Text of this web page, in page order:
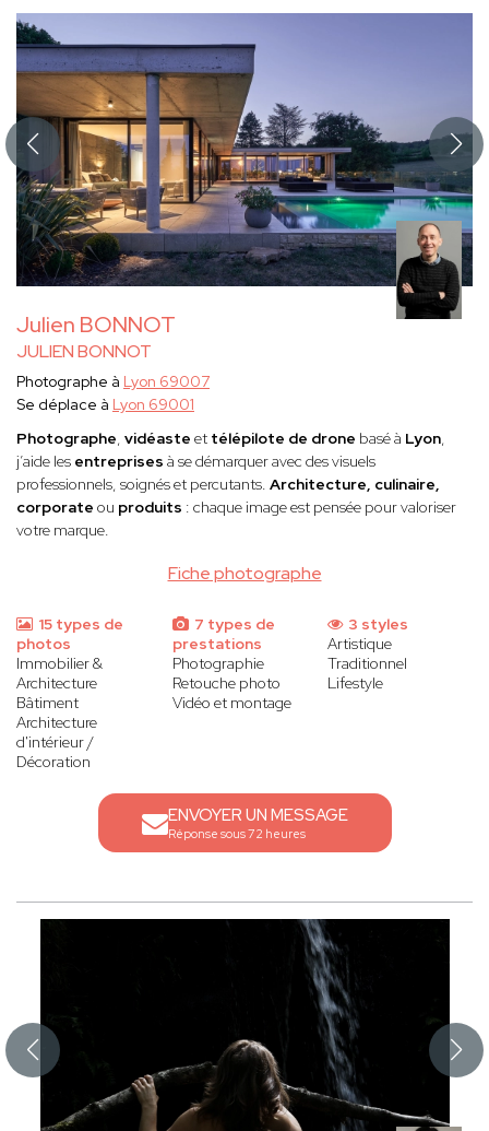
Julien BONNOT
JULIEN BONNOT
Fiche photographe
Photographe à Lyon 69007
Se déplace à Lyon 69001
Photographe, vidéaste et télépilote de drone basé à Lyon,
j’aide les entreprises à se démarquer avec des visuels
professionnels, soignés et percutants. Architecture, culinaire,
corporate ou produits : chaque image est pensée pour valoriser
votre marque.
15 types de
photos
Immobilier &
Architecture
Bâtiment
Architecture
d'intérieur /
Décoration
7 types de
prestations
Photographie
Retouche photo
Vidéo et montage
3 styles
Artistique
Traditionnel
Lifestyle
ENVOYER UN MESSAGE
Réponse sous 72 heures